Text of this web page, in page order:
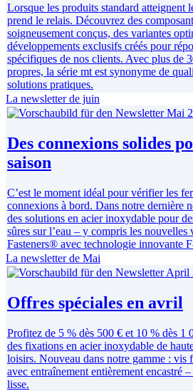
Lorsque les produits standard atteignent
prend le relais. Découvrez des
soigneusement conçus, des variantes
développements exclusifs créés pour
spécifiques de nos clients. Avec plus de
propres, la série mt est synonyme de
solutions pratiques.
La newsletter de juin
Des connexions solides
saison
C’est le moment idéal pour vérifier les
connexions à bord. Dans notre dernière
des solutions en acier inoxydable pour
sûres sur l’eau – y compris les
Fasteners® avec technologie innovante
La newsletter de Mai
Offres spéciales en avril
Profitez de 5 % dès 500 € et 10 % dès 1
des fixations en acier inoxydable de
loisirs. Nouveau dans notre gamme : vis
avec entraînement entièrement encastré
lisse.